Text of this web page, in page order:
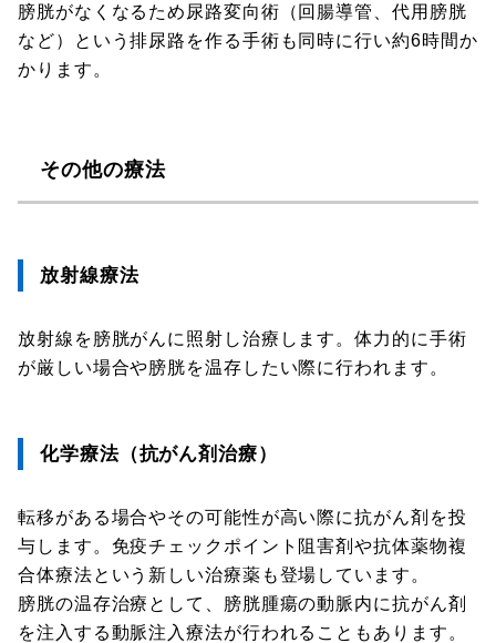
膀胱がなくなるため尿路変向術（回腸導管、代用膀胱
など）という排尿路を作る手術も同時に行い約6時間か
かります。
その他の療法
放射線療法
放射線を膀胱がんに照射し治療します。体力的に手術
が厳しい場合や膀胱を温存したい際に行われます。
化学療法（抗がん剤治療）
転移がある場合やその可能性が高い際に抗がん剤を投
与します。免疫チェックポイント阻害剤や抗体薬物複
合体療法という新しい治療薬も登場しています。
膀胱の温存治療として、膀胱腫瘍の動脈内に抗がん剤
を注入する動脈注入療法が行われることもあります。